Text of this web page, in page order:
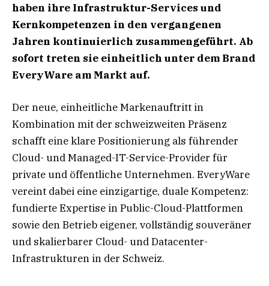
haben ihre Infrastruktur-Services und
Kernkompetenzen in den vergangenen
Jahren kontinuierlich zusammengeführt. Ab
sofort treten sie einheitlich unter dem Brand
EveryWare am Markt auf.
Der neue, einheitliche Markenauftritt in
Kombination mit der schweizweiten Präsenz
schafft eine klare Positionierung als führender
Cloud- und Managed-IT-Service-Provider für
private und öffentliche Unternehmen. EveryWare
vereint dabei eine einzigartige, duale Kompetenz:
fundierte Expertise in Public-Cloud-Plattformen
sowie den Betrieb eigener, vollständig souveräner
und skalierbarer Cloud- und Datacenter-
Infrastrukturen in der Schweiz.